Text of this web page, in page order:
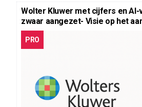
Wolter Kluwer met cijfers en
zwaar aangezet- Visie op het
PRO